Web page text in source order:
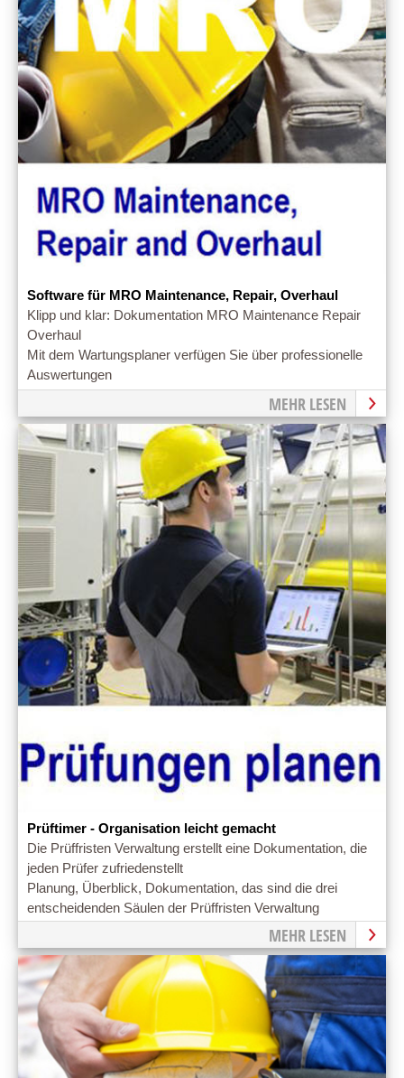
Software für MRO Maintenance, Repair, Overhaul
Klipp und klar: Dokumentation MRO Maintenance Repair
Overhaul
Mit dem Wartungsplaner verfügen Sie über professionelle
Auswertungen
MEHR LESEN
Prüftimer - Organisation leicht gemacht
Die Prüffristen Verwaltung erstellt eine Dokumentation, die
jeden Prüfer zufriedenstellt
Planung, Überblick, Dokumentation, das sind die drei
entscheidenden Säulen der Prüffristen Verwaltung
MEHR LESEN